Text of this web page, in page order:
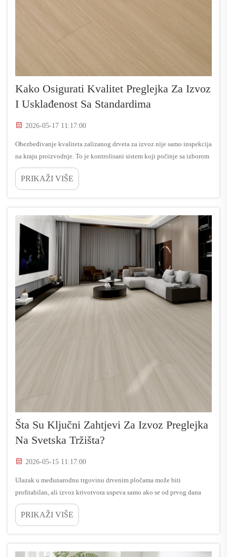
Kako Osigurati Kvalitet Preglejka Za Izvoz
I Usklađenost Sa Standardima
2026-05-17 11:17:00
Obezbeđivanje kvaliteta zalizanog drveta za izvoz nije samo inspekcija
na kraju proizvodnje. To je kontrolisani sistem koji počinje sa izborom
drveta, nastavlja se kroz obradu veneera i montažu ploča, i završava
dokumentovanim provjerama usklađenosti...
PRIKAŽI VIŠE
Šta Su Ključni Zahtjevi Za Izvoz Preglejka
Na Svetska Tržišta?
2026-05-15 11:17:00
Ulazak u međunarodnu trgovinu drvenim pločama može biti
profitabilan, ali izvoz krivotvora uspeva samo ako se od prvog dana
disciplinovano upravlja usklađenost, dokumentacija i dosljednost
proizvoda. Kupci u građevinarstvu, nameštaju, uređenju enterijera, a...
PRIKAŽI VIŠE